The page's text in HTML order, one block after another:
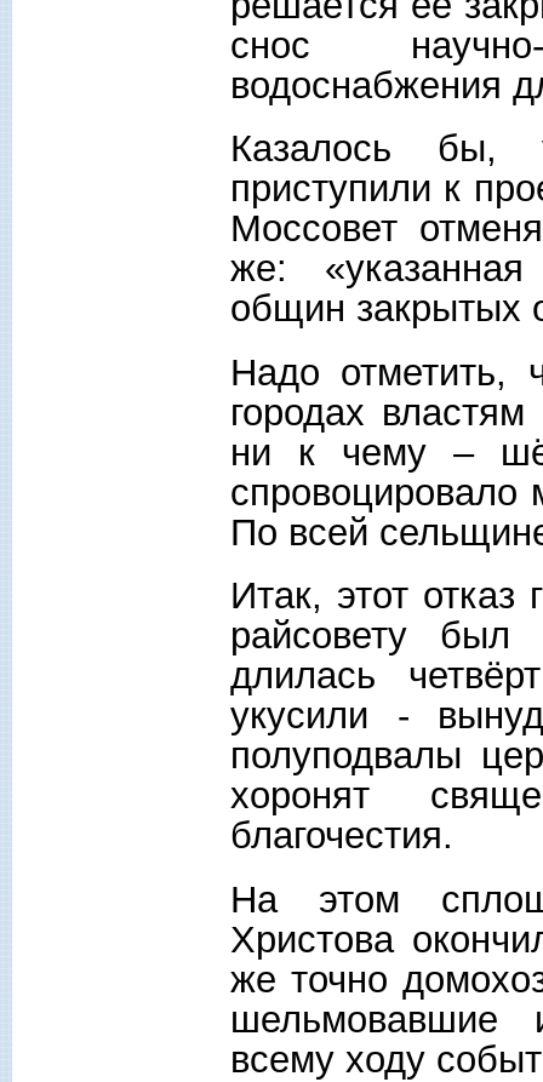
снос научно-
водоснабжения
Казалось
приступили к
Моссовет
же: «указанная
общин закрытых
Надо отметить,
городах
ни к чему –
спровоцировало
По всей
Итак, этот отказ
райсовету
длилась
укусили -
полуподвалы
хоронят
благочестия.
На этом
Христова
же точно
шельмовавшие
всему ходу